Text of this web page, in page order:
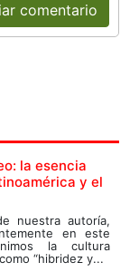
comentario
la esencia
y el
nuestra autoría,
en este
la cultura
“hibridez y...